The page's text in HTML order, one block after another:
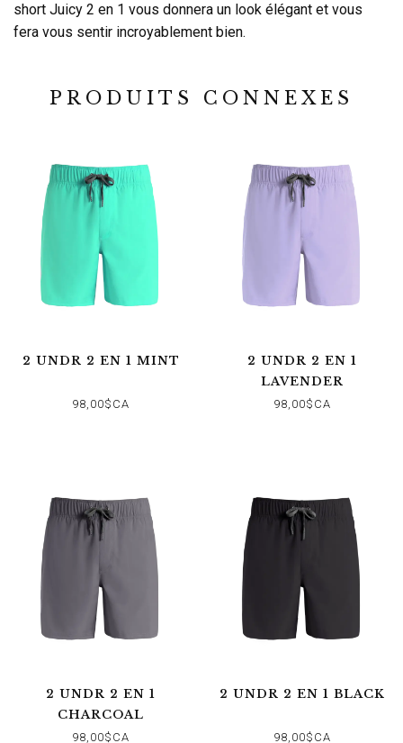
short Juicy 2 en 1 vous donnera un look élégant et vous
fera vous sentir incroyablement bien.
PRODUITS CONNEXES
2 UNDR 2 EN 1 MINT
98,00$CA
2 UNDR 2 EN 1
LAVENDER
98,00$CA
2 UNDR 2 EN 1
CHARCOAL
98,00$CA
2 UNDR 2 EN 1 BLACK
98,00$CA